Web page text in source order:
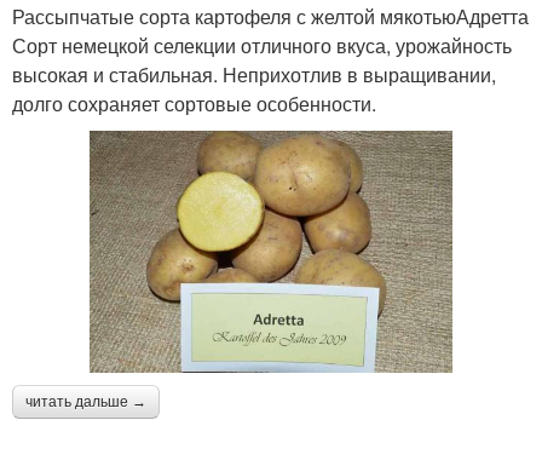
Рассыпчатые сорта картофеля с желтой мякотьюАдретта
Сорт немецкой селекции отличного вкуса, урожайность
высокая и стабильная. Неприхотлив в выращивании,
долго сохраняет сортовые особенности.
читать дальше →